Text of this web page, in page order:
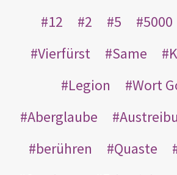
12
2 5 5000
Vierfürst
Same
Legion
Wort
Aberglaube
berühren
Quaste